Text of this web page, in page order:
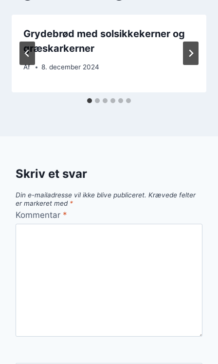
Grydebrød med solsikkekerner og
græskarkerner
Af 8. december 2024
Skriv et svar
Din e-mailadresse vil ikke blive publiceret. Krævede felter
er markeret med *
Kommentar *